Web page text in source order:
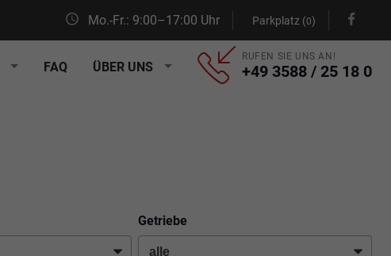
Mo.-Fr.: 9:00–17:00 Uhr Parkplatz (0)
FAQ ÜBER UNS
RUFEN SIE UNS AN!
+49 3588 / 25 18 0
Getriebe